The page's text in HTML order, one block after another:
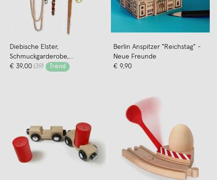
Diebische Elster,
Schmuckgarderobe,
Schmuckhalter, Nest - von Neue
€ 39,00 (39) Trend
Berlin Anspitzer "Reichstag" -
Neue Freunde
€ 9,90